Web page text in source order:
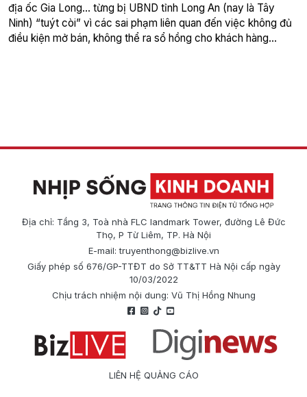
địa ốc Gia Long… từng bị UBND tỉnh Long An (nay là Tây
Ninh) “tuýt còi” vì các sai phạm liên quan đến việc không đủ
điều kiện mở bán, không thể ra sổ hồng cho khách hàng…
Địa chỉ: Tầng 3, Toà nhà FLC landmark Tower, đường Lê Đức
Thọ, P Từ Liêm, TP. Hà Nội
E-mail:truyenthong@bizlive.vn
Giấy phép số 676/GP-TTĐT do Sở TT&TT Hà Nội cấp ngày
10/03/2022
Chịu trách nhiệm nội dung: Vũ Thị Hồng Nhung
LIÊN HỆ QUẢNG CÁO